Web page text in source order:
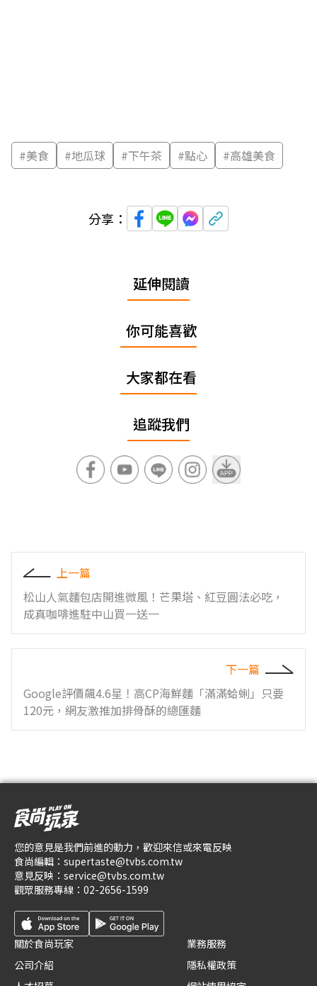
#美食 #地瓜球 #下午茶 #點心 #高雄美食
分享：
延伸閱讀
你可能喜歡
大家都在看
追蹤我們
上一篇
松山人氣麵包店開進微風！芒果塔、紅豆圓法必吃，
成真咖啡進駐中山買一送一
下一篇
Google評價飆4.6星！高CP海鮮麵「滿滿蛤蜊」只要
120元，網友激推加排骨酥的總匯麵
您的意見是我們前進的動力，歡迎來信或來電反映
食尚編輯： supertaste@tvbs.com.tw
意見反映： service@tvbs.com.tw
觀眾服務專線： 02-2656-1599
關於食尚玩家
公司介紹
業務服務
隱私權政策